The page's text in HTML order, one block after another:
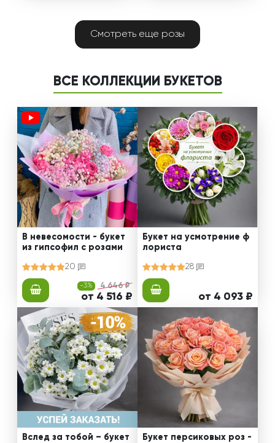
Смотреть еще розы
ВСЕ КОЛЛЕКЦИИ БУКЕТОВ
В невесомости - букет
из гипсофил с розами
20
-3% 4 646 ₽
от 4 516 ₽
Букет на усмотрение ф
лориста
28
от 4 093 ₽
Вслед за тобой – букет
Букет персиковых роз -